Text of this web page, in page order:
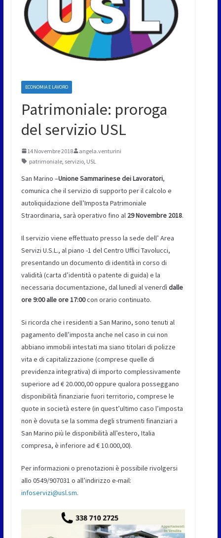
ECONOMIA E LAVORO
Patrimoniale: proroga
del servizio USL
14 Novembre 2018
angela.venturini
patrimoniale, servizio, USL
San Marino –Unione Sammarinese dei Lavoratori,
comunica che il servizio di supporto per il calcolo e
autoliquidazione dell’Imposta Patrimoniale
Straordinaria, sarà operativo fino al 29 Novembre 2018.
Il servizio viene effettuato presso la sede dell’ Area
Servizi U.S.L., al piano -1 del Centro Uffici Tavolucci,
presentando un documento di identità in corso di
validità (carta d’identità o patente di guida) e la
necessaria documentazione, dal lunedì al venerdì dalle
ore 9:00 alle ore 17:00con orario continuato.
Si ricorda che i residenti a San Marino, sono tenuti al
pagamento dell’imposta anche nel caso in cui non
abbiano immobili intestati ma siano titolari di polizze
vita e di capitalizzazione (comprese quelle di
previdenza integrativa) di importo complessivamente
superiore ad € 20.000,00 oppure qualora posseggano
disponibilità finanziarie fuori territorio, comprese le
quote in società estere (in quest’ultimo caso l’imposta
non è dovuta se la somma degli strumenti finanziari a
San Marino più le disponibilità all’estero, Italia
compresa, è inferiore ad € 10.000,00).
Per informazioni o prenotazioni è possibile rivolgersi
allo 0549/907031 o all’indirizzo e-mail:
infoservizi@usl.sm.